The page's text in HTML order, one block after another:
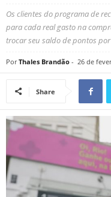
Os clientes do programa de
para cada real gasto na
trocar seu saldo de pontos
Por Thales Brandão - 26 de
Share